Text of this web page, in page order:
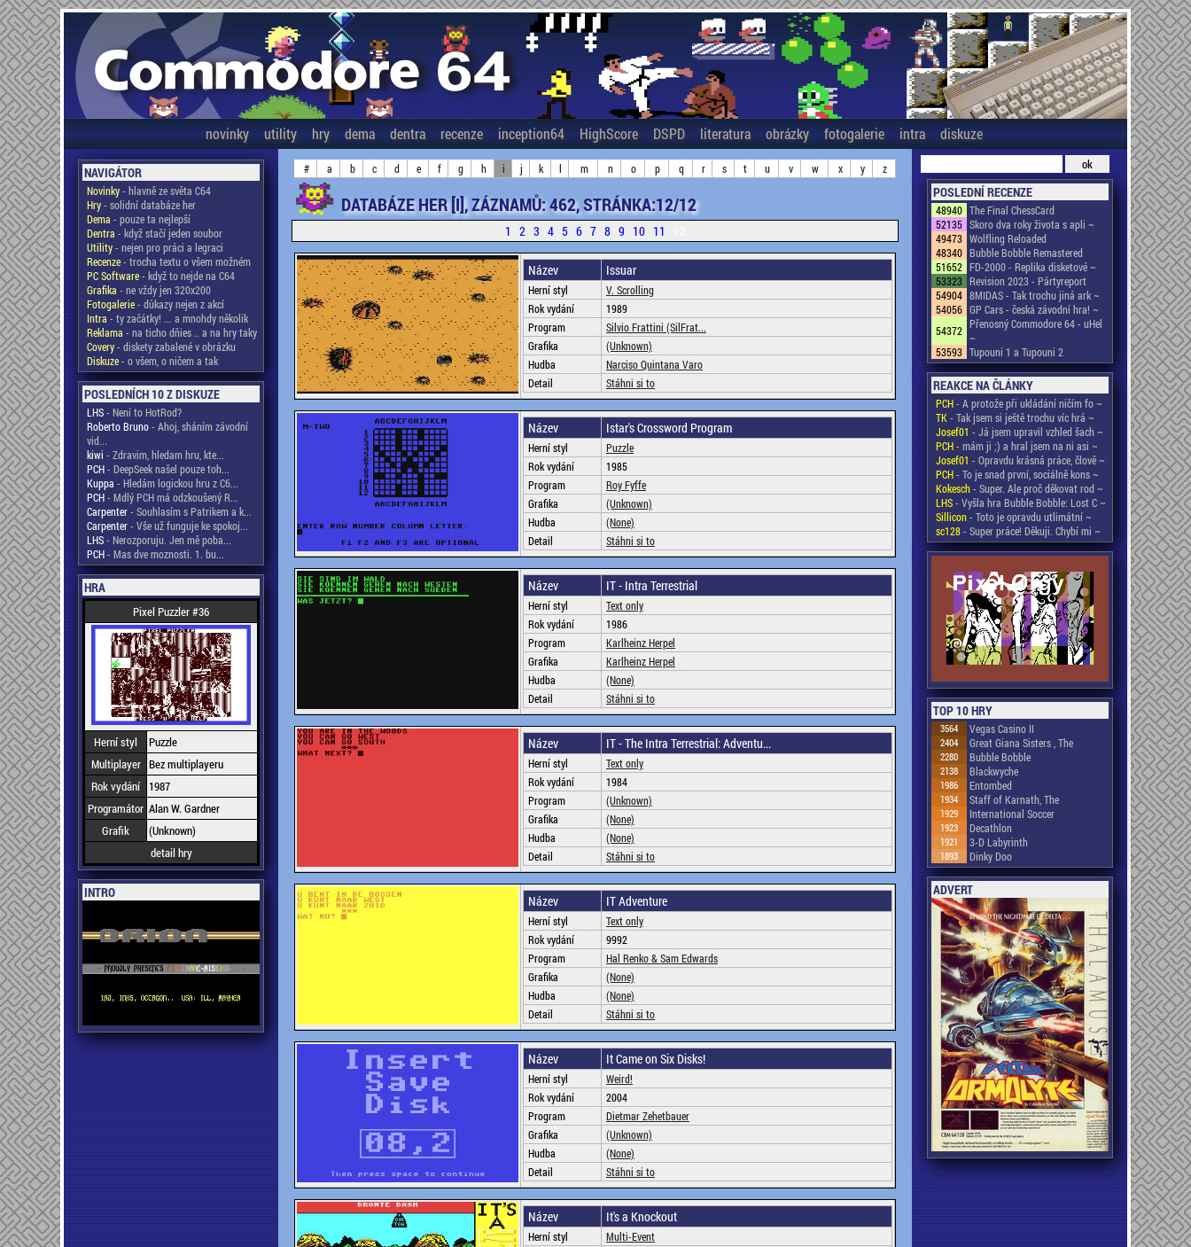
novinky utility hry dema dentra recenze inception64 HighScore DSPD literatura obrázky fotogalerie intra diskuze
NAVIGÁTOR
Novinky- hlavně ze světa C64
Hry- solidní databáze her
Dema - pouze ta nejlepší
Dentra - když stačí jeden soubor
Utility- nejen pro práci a legraci
Recenze- trocha textu o všem možném
PC Software- když to nejde na C64
Grafika - ne vždy jen 320x200
Fotogalerie- důkazy nejen z akcí
Intra - ty začátky! ... a mnohdy několik
Reklama - na ticho dňies .. a na hry taky
Covery- diskety zabalené v obrázku
Diskuze- o všem, o ničem a tak
POSLEDNÍCH 10 Z DISKUZE
LHS- Není to HotRod?
Roberto Bruno- Ahoj, sháním závodní
vid...
kiwi - Zdravim, hledam hru, kte...
PCH- DeepSeek našel pouze toh...
Kuppa - Hledám logickou hru z C6...
PCH- Mdlý PCH má odzkoušený R...
Carpenter- Souhlasím s Patrikem a k...
Carpenter- Vše už funguje ke spokoj...
LHS- Nerozporuju. Jen mě poba...
PCH- Mas dve moznosti. 1. bu...
HRA
Pixel Puzzler #36
Herní styl
Puzzle
Multiplayer Bez multiplayeru
Rok vydání
1987
Programátor Alan W. Gardner
Grafik
(Unknown)
detail hry
INTRO
# a b c d e f g h i j k l m n o p q r s t u v w x y z
DATABÁZE HER [I], ZÁZNAMŮ: 462, STRÁNKA:12/12
1 2 3 4 5 6 7 8 9 10 11
Název Issuar
Herní styl
V. Scrolling
Rok vydání
1989
Program
Silvio Frattini (SilFrat...
Grafika
(Unknown)
Hudba
Narciso Quintana Varo
Detail
Stáhni si to
Název Istar's Crossword Program
Herní styl
Puzzle
Rok vydání
1985
Program
Roy Fyffe
Grafika
(Unknown)
Hudba
(None)
Detail
Stáhni si to
Název IT - Intra Terrestrial
Herní styl
Text only
Rok vydání
1986
Program
Karlheinz Herpel
Grafika
Karlheinz Herpel
Hudba
(None)
Detail
Stáhni si to
Název IT - The Intra Terrestrial: Adventu...
Herní styl
Text only
Rok vydání
1984
Program
(Unknown)
Grafika
(None)
Hudba
(None)
Detail
Stáhni si to
Název IT Adventure
Herní styl
Text only
Rok vydání
9992
Program
Hal Renko & Sam Edwards
Grafika
(None)
Hudba
(None)
Detail
Stáhni si to
Název It Came on Six Disks!
Herní styl
Weird!
Rok vydání
2004
Program
Dietmar Zehetbauer
Grafika
(Unknown)
Hudba
(None)
Detail
Stáhni si to
Název It's a Knockout
Herní styl
Multi-Event
POSLEDNÍ RECENZE
48940 The Final ChessCard
52135 Skoro dva roky života s apli ~
49473 Wolfling Reloaded
48340 Bubble Bobble Remastered
51652 FD-2000 - Replika disketové ~
53323 Revision 2023 - Pártyreport
54904 8MIDAS - Tak trochu jiná ark ~
54056 GP Cars - česká závodní hra! ~
54372 Přenosný Commodore 64 - uHel
~
53593 Tupouni 1 a Tupouni 2
REAKCE NA ČLÁNKY
PCH- A protože při ukládání ničím fo ~
TK- Tak jsem si ještě trochu víc hrá ~
Josef01 - Já jsem upravil vzhled šach ~
PCH- mám ji ;) a hral jsem na ni asi ~
Josef01 - Opravdu krásná práce, člově ~
PCH- To je snad první, sociálně kons ~
Kokesch- Super. Ale proč děkovat rod ~
LHS- Vyšla hra Bubble Bobble: Lost C ~
Sillicon- Toto je opravdu utlimátní ~
sc128- Super práce! Děkuji. Chybí mi ~
TOP 10 HRY
3564 Vegas Casino II
2404 Great Giana Sisters , The
2280 Bubble Bobble
2138 Blackwyche
1986 Entombed
1934 Staff of Karnath, The
1929 International Soccer
1923 Decathlon
1921 3-D Labyrinth
1893 Dinky Doo
ADVERT